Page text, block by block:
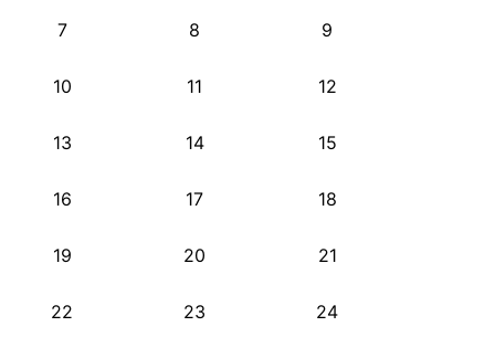
7 8 9
10 11 12
13 14 15
16 17 18
19 20 21
22 23 24